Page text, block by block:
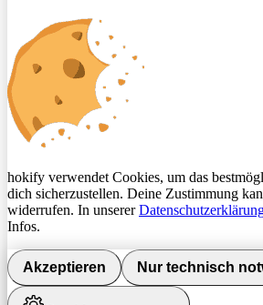
hokify verwendet Cookies, um das
dich sicherzustellen. Deine Zustimmung
widerrufen. In unserer
Infos.
Akzeptieren Nur technisch